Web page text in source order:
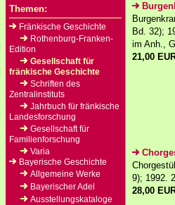
Themen:
Fränkische Geschichte
Rothenburg-Franken-
Edition
Gesellschaft für
fränkische Geschichte
Schriften des
Zentralinstituts
Jahrbuch für fränkische
Landesforschung
Gesellschaft für
Familienforschung
Varia
Bayerische Geschichte
Allgemeine Werke
Bayerischer Adel
Ausstellungskataloge
Bd. 32);
im Anh.,
21,00
9); 1992.
28,00